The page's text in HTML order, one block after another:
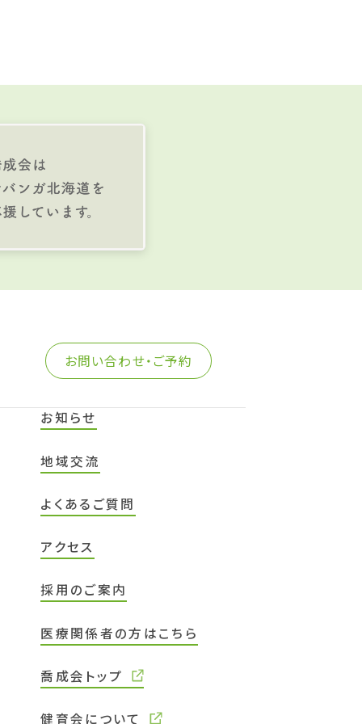
お問い合わせ・ご予約
お知らせ
地域交流
よくあるご質問
アクセス
採用のご案内
医療関係者の方はこちら
喬成会トップ
健育会について